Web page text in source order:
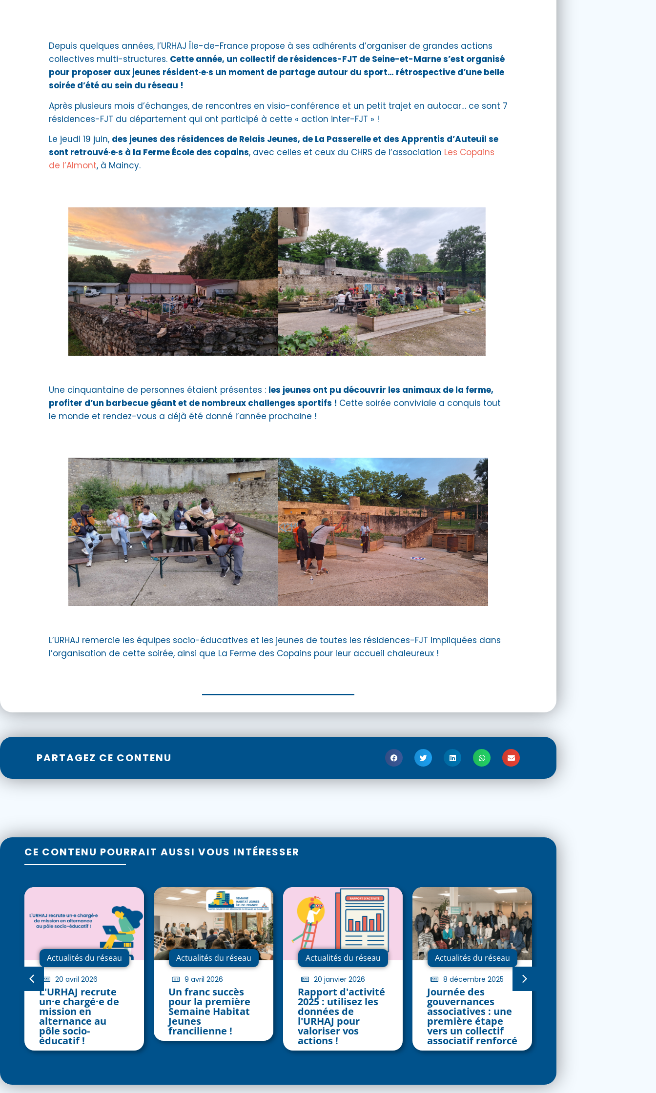
Depuis quelques années, l’URHAJ Île-de-France propose à ses adhérents d’organiser de grandes actions
collectives multi-structures. Cette année, un collectif de résidences-FJT de Seine-et-Marne s’est organisé
pour proposer aux jeunes résident·e·s un moment de partage autour du sport… rétrospective d’une belle
soirée d’été au sein du réseau !
Après plusieurs mois d’échanges, de rencontres en visio-conférence et un petit trajet en autocar… ce sont 7
résidences-FJT du département qui ont participé à cette « action inter-FJT » !
Le jeudi 19 juin, des jeunes des résidences de Relais Jeunes, de La Passerelle et des Apprentis d’Auteuil se
sont retrouvé·e·s à la Ferme École des copains, avec celles et ceux du CHRS de l’association Les Copains
de l’Almont, à Maincy.
Une cinquantaine de personnes étaient présentes : les jeunes ont pu découvrir les animaux de la ferme,
profiter d’un barbecue géant et de nombreux challenges sportifs ! Cette soirée conviviale a conquis tout
le monde et rendez-vous a déjà été donné l’année prochaine !
L’URHAJ remercie les équipes socio-éducatives et les jeunes de toutes les résidences-FJT impliquées dans
l’organisation de cette soirée, ainsi que La Ferme des Copains pour leur accueil chaleureux !
PARTAGEZ CE CONTENU
CE CONTENU POURRAIT AUSSI VOUS INTÉRESSER
Actualités du réseau
20 avril 2026
L'URHAJ recrute
un·e chargé·e de
mission en
alternance au
pôle socio-
éducatif !
Actualités du réseau
9 avril 2026
Un franc succès
pour la première
Semaine Habitat
Jeunes
francilienne !
Actualités du réseau
20 janvier 2026
Rapport d'activité
2025 : utilisez les
données de
l'URHAJ pour
valoriser vos
actions !
Actualités du réseau
8 décembre 2025
Journée des
gouvernances
associatives : une
première étape
vers un collectif
associatif renforcé